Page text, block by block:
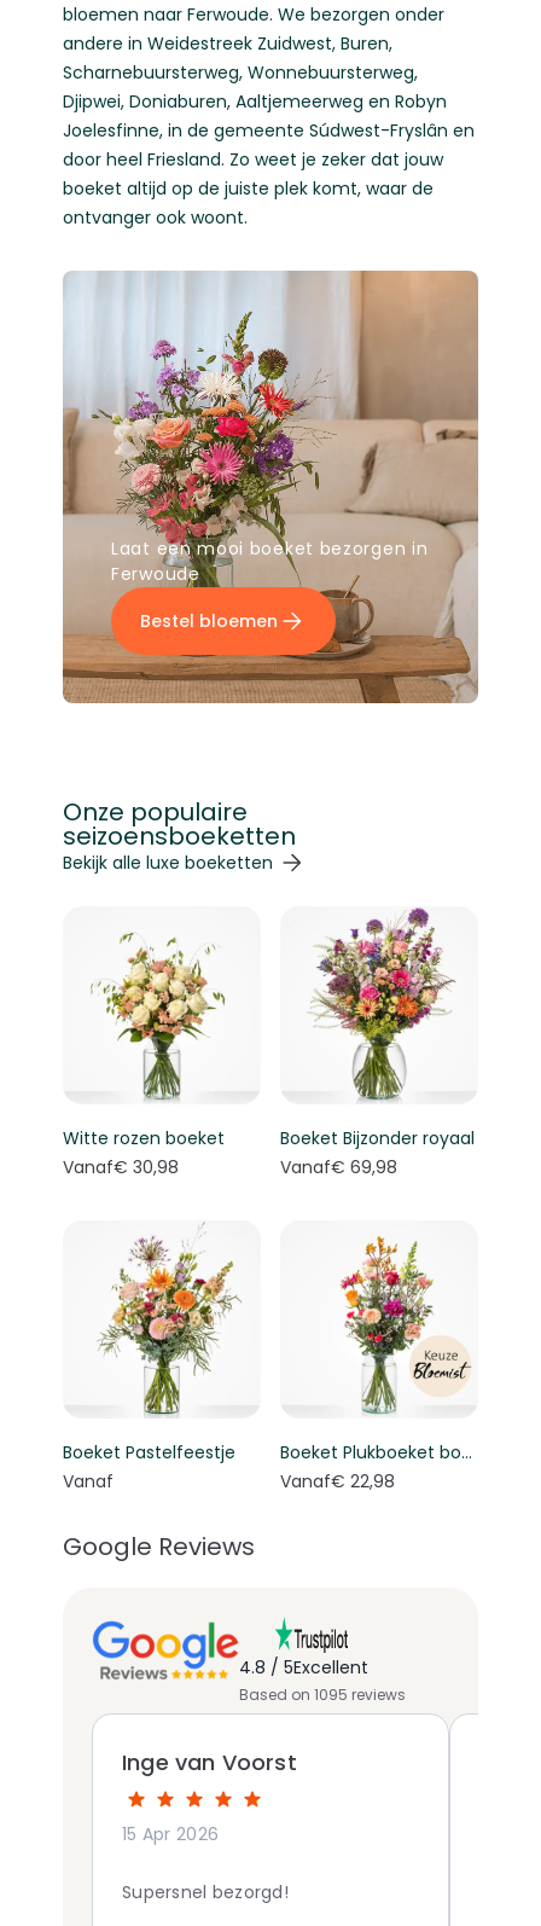
bloemen naar Ferwoude. We bezorgen onder
andere in Weidestreek Zuidwest, Buren,
Scharnebuursterweg, Wonnebuursterweg,
Djipwei, Doniaburen, Aaltjemeerweg en Robyn
Joelesfinne, in de gemeente Súdwest-Fryslân en
door heel Friesland. Zo weet je zeker dat jouw
boeket altijd op de juiste plek komt, waar de
ontvanger ook woont.
Laat een mooi boeket bezorgen in
Ferwoude
Bestel bloemen
Onze populaire
seizoensboeketten
Navigeren door de elementen van de carrousel is
Druk om carrousel over te slaan
Bekijk alle luxe boeketten
Witte rozen boeket
Vanaf€ 30,98
Boeket Bijzonder royaal
Vanaf€ 69,98
Boeket Pastelfeestje
Vanaf
Boeket Plukboeket bont - Keuze bloemist
Vanaf€ 22,98
Google Reviews
4.8 / 5Excellent
Based on 1095 reviews
Inge van Voorst
15 Apr 2026
Supersnel bezorgd!